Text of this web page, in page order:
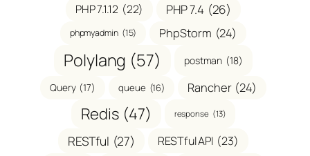
PHP 7.1.12 (22) PHP 7.4 (26)
phpmyadmin (15) PhpStorm (24)
Polylang (57) postman (18)
Query (17) queue (16) Rancher (24)
Redis (47) response (13)
RESTful (27) RESTful API (23)